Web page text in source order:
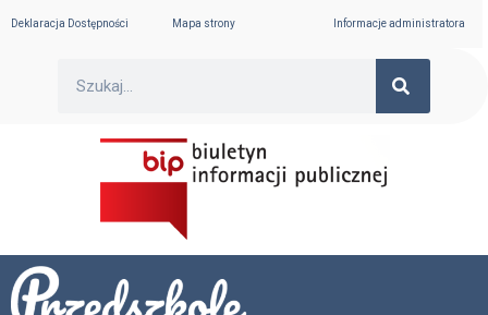
Deklaracja Dostępności Mapa strony Informacje administratora